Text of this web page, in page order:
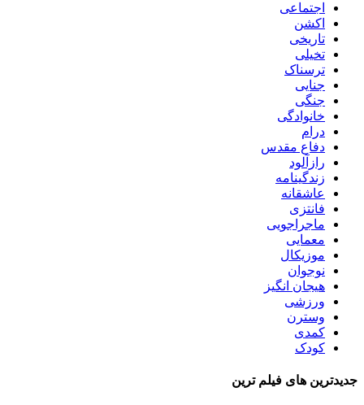
اجتماعی
اکشن
تاریخی
تخیلی
ترسناک
جنایی
جنگی
خانوادگی
درام
دفاع مقدس
رازآلود
زندگینامه
عاشقانه
فانتزی
ماجراجویی
معمایی
موزیکال
نوجوان
هیجان انگیز
ورزشی
وسترن
کمدی
کودک
جدیدترین های فیلم ترین